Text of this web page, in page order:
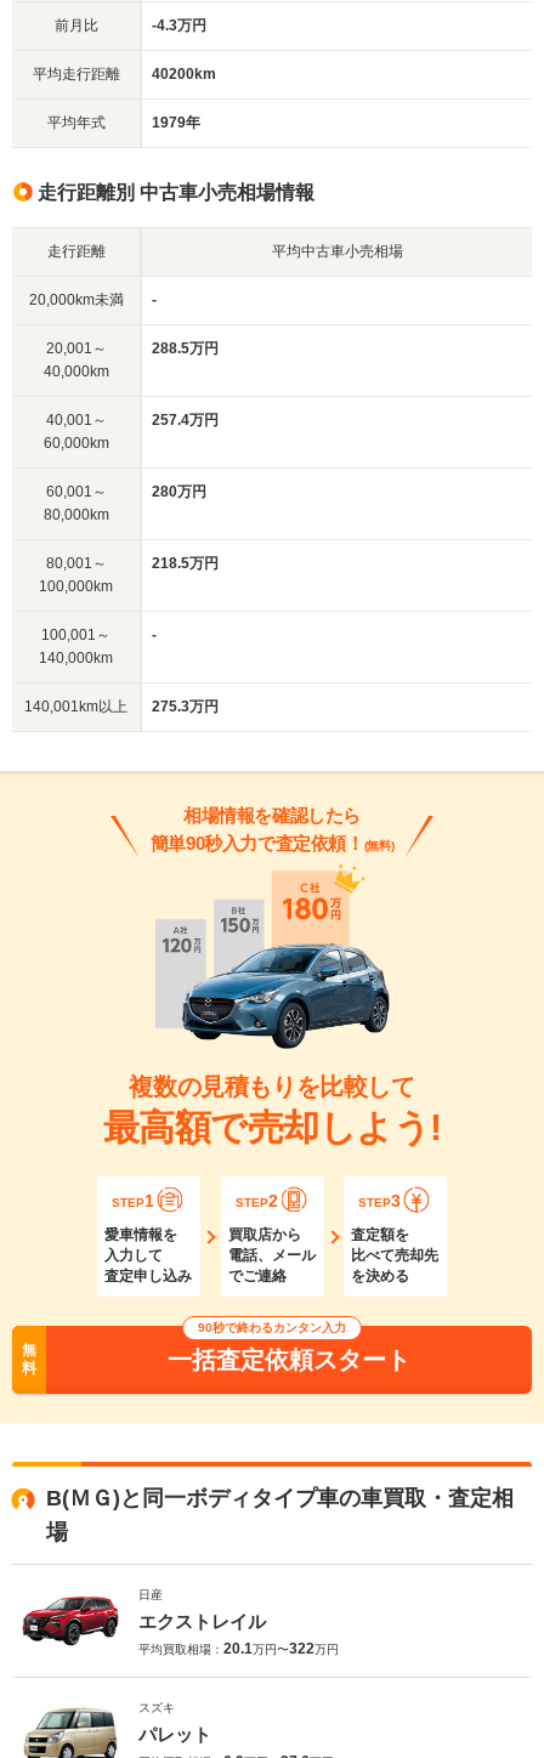
前月比 -4.3万円
平均走行距離 40200km
平均年式 1979年
走行距離別 中古車小売相場情報
走行距離 平均中古車小売相場
20,000km未満 -
20,001～
40,000km
288.5万円
40,001～
60,000km
257.4万円
60,001～
80,000km
280万円
80,001～
100,000km
218.5万円
100,001～
140,000km
-
140,001km以上 275.3万円
相場情報を確認したら
簡単90秒入力で査定依頼！ (無料)
複数の見積もりを比較して
最高額で売却しよう!
STEP1
愛車情報を
入力して
査定申し込み
STEP2
買取店から
電話、メール
でご連絡
STEP3
査定額を
比べて売却先
を決める
無
料
90秒で終わるカンタン入力
一括査定依頼スタート
B(ＭＧ)と同一ボディタイプ車の車買取・査定相
場
日産
エクストレイル
平均買取相場： 20.1万円〜322万円
スズキ
パレット